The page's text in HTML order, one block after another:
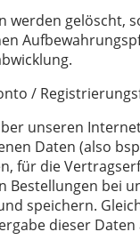
werden gelöscht,
/
unseren
Daten (also
für die
Bestellungen bei
speichern.
dieser